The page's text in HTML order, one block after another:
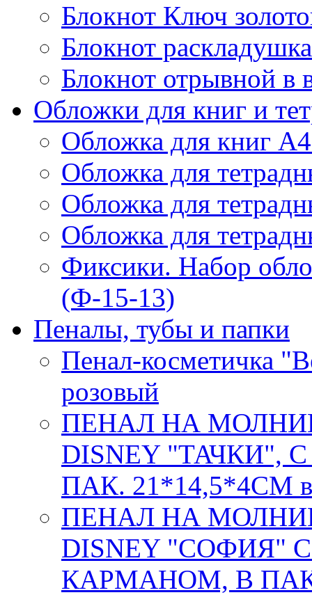
Блокнот Ключ
Блокнот
Блокнот отрывной в
Обложки для книг и
Обложка для книг
Обложка для
Обложка для
Обложка для
Фиксики. Набор
(Ф-15-13)
Пеналы, тубы и папки
Пенал-косметичка
розовый
ПЕНАЛ НА
DISNEY "ТАЧКИ",
ПАК. 21*14,5*4СМ в
ПЕНАЛ НА
DISNEY
КАРМАНОМ, В